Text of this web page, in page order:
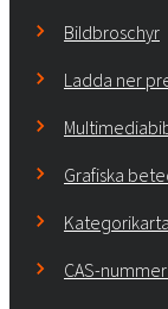
Bildbroschyr
Ladda ner
Grafiska
Kategorikarta
CAS-